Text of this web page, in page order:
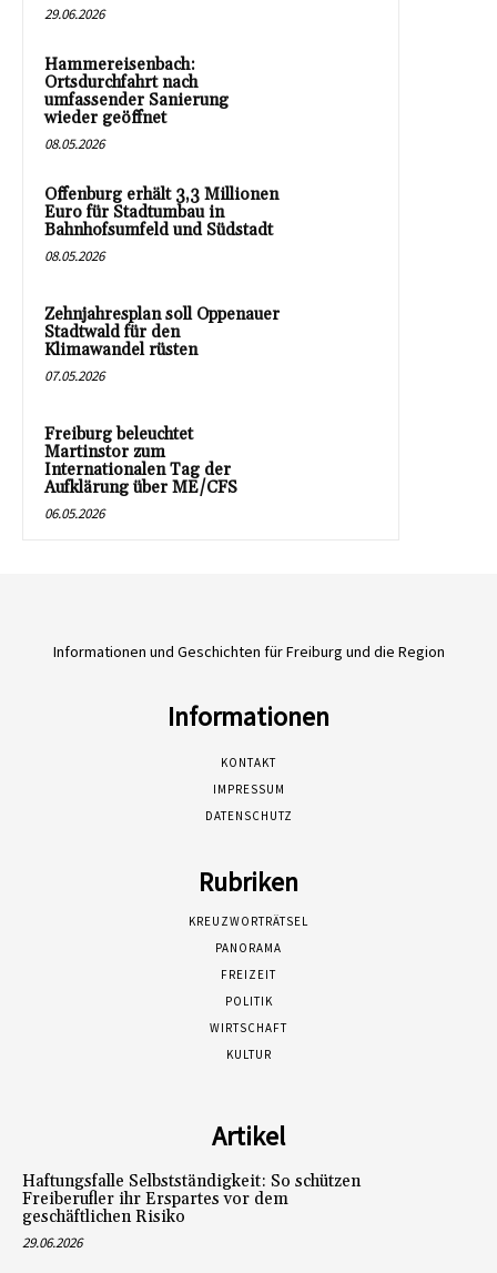
29.06.2026
Hammereisenbach:
Ortsdurchfahrt nach
umfassender Sanierung
wieder geöffnet
08.05.2026
Offenburg erhält 3,3 Millionen
Euro für Stadtumbau in
Bahnhofsumfeld und Südstadt
08.05.2026
Zehnjahresplan soll Oppenauer
Stadtwald für den
Klimawandel rüsten
07.05.2026
Freiburg beleuchtet
Martinstor zum
Internationalen Tag der
Aufklärung über ME/CFS
06.05.2026
Informationen und Geschichten für Freiburg und die Region
Informationen
KONTAKT
IMPRESSUM
DATENSCHUTZ
Rubriken
KREUZWORTRÄTSEL
PANORAMA
FREIZEIT
POLITIK
WIRTSCHAFT
KULTUR
Artikel
Haftungsfalle Selbstständigkeit: So schützen
Freiberufler ihr Erspartes vor dem
geschäftlichen Risiko
29.06.2026